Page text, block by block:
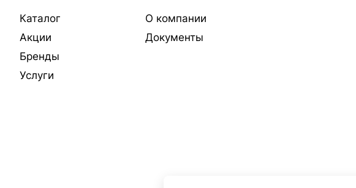
Каталог
Акции
Бренды
Услуги
О компании
Документы